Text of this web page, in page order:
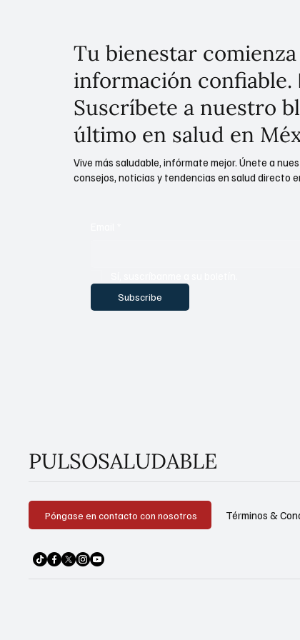
Tu bienestar
información confiable.
Suscríbete a nuestro
último en salud en
Subscribe
Vive más saludable, infórmate mejor. Únete a
consejos, noticias y tendencias en salud directo
PULSOSALUDABLE
Póngase en contacto con nosotros Términos &